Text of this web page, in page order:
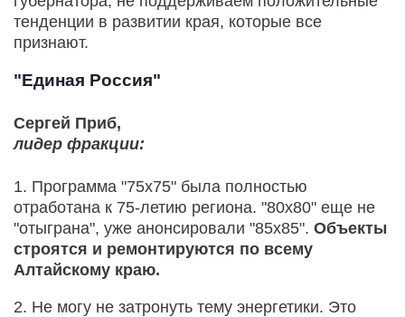
тенденции в развитии края, которые все
признают.
"Единая Россия"
Сергей Приб,
лидер фракции:
1. Программа "75х75" была полностью
отработана к 75-летию региона. "80х80" еще не
"отыграна", уже анонсировали "85х85". Объекты
строятся и ремонтируются по всему
Алтайскому краю.
2. Не могу не затронуть тему энергетики. Это